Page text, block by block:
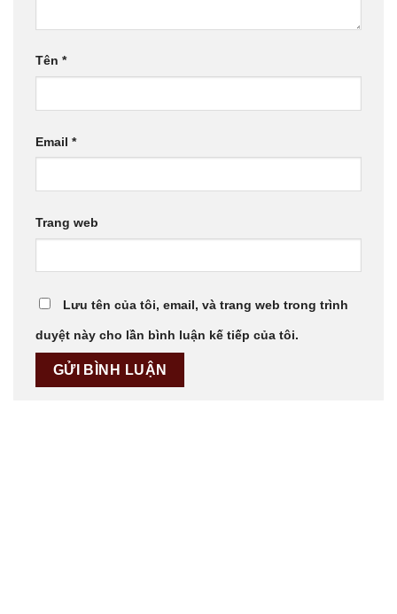
Tên *
Email *
Trang web
Lưu tên của tôi, email, và trang web trong trình
duyệt này cho lần bình luận kế tiếp của tôi.